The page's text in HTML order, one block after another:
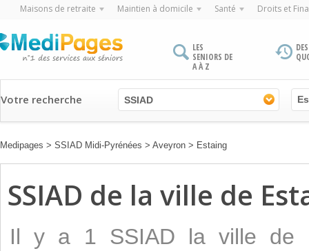
Maisons de retraite Maintien à domicile Santé Droits et
LES
SENIORS DE
A À Z
Votre recherche SSIAD
Medipages > SSIAD Midi-Pyrénées > Aveyron > Estaing
SSIAD de la ville de
Il y a 1 SSIAD la ville de